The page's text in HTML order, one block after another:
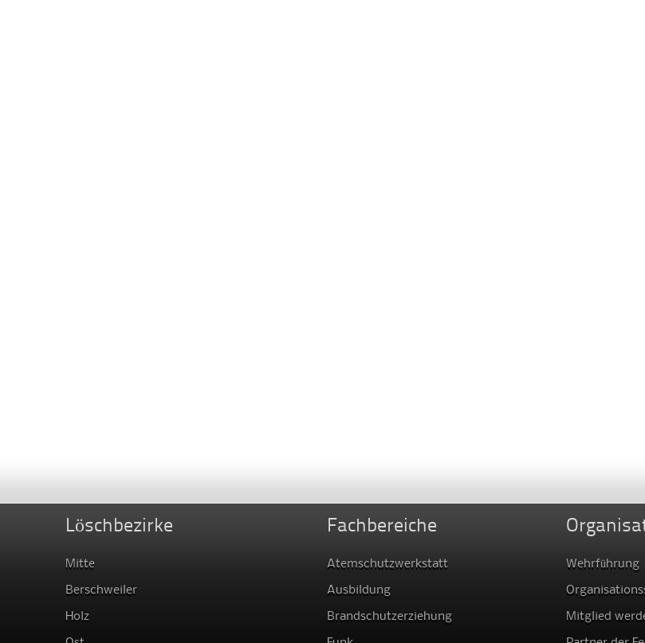
Löschbezirke
Mitte
Berschweiler
Holz
Fachbereiche
Atemschutzwerkstatt
Ausbildung
Brandschutzerziehung
Wehrführung
Mitglied